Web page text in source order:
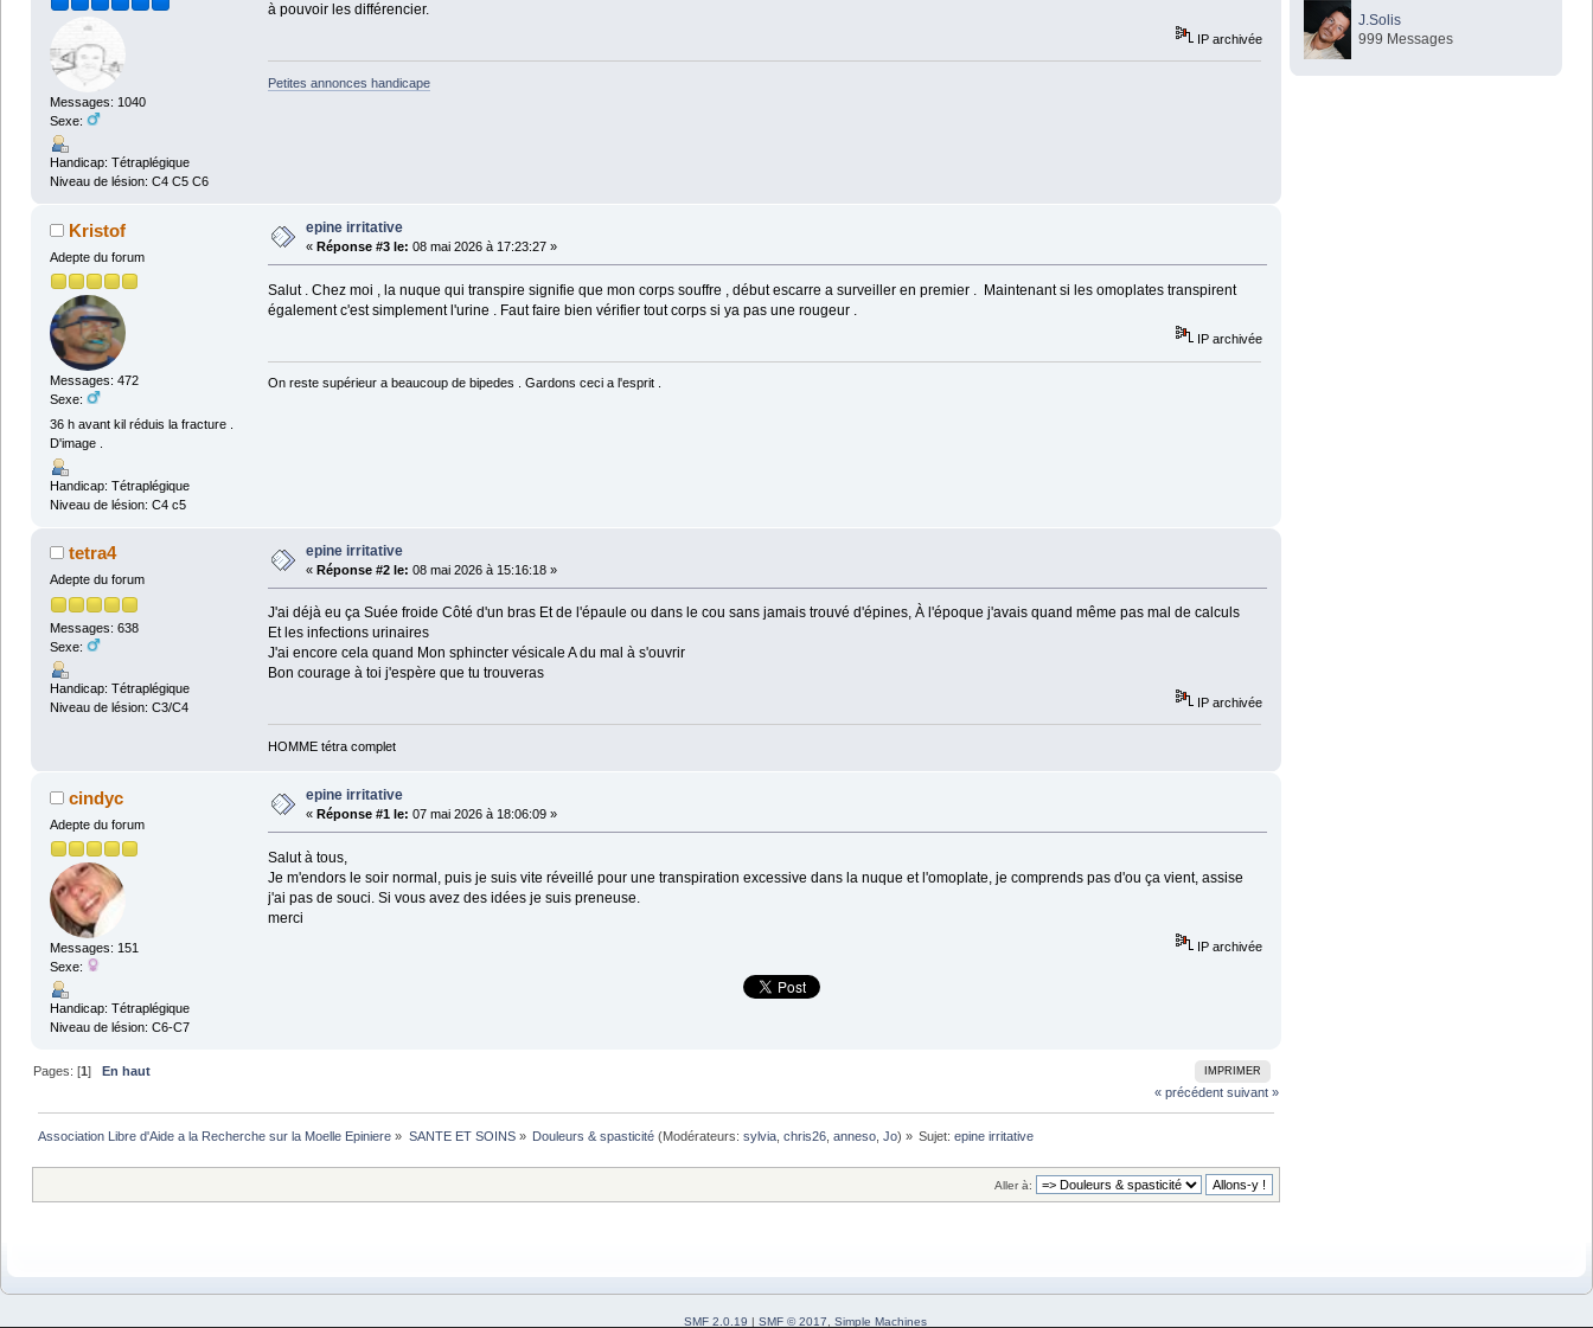
Messages: 1040
Sexe:
Handicap: Tétraplégique
Niveau de lésion: C4 C5 C6
à pouvoir les différencier.
IP archivée
Petites annonces handicape
Kristof
Adepte du forum
Messages: 472
Sexe:
36 h avant kil réduis la fracture .
D'image .
Handicap: Tétraplégique
Niveau de lésion: C4 c5
epine irritative
« Réponse #3 le: 08 mai 2026 à 17:23:27 »
Salut . Chez moi , la nuque qui transpire signifie que mon corps souffre , début escarre a surveiller en premier . Maintenant si les omoplates transpirent
également c'est simplement l'urine . Faut faire bien vérifier tout corps si ya pas une rougeur .
IP archivée
On reste supérieur a beaucoup de bipedes . Gardons ceci a l'esprit .
tetra4
Adepte du forum
Messages: 638
Sexe:
Handicap: Tétraplégique
Niveau de lésion: C3/C4
epine irritative
« Réponse #2 le: 08 mai 2026 à 15:16:18 »
J'ai déjà eu ça Suée froide Côté d'un bras Et de l'épaule ou dans le cou sans jamais trouvé d'épines, À l'époque j'avais quand même pas mal de calculs
Et les infections urinaires
J'ai encore cela quand Mon sphincter vésicale A du mal à s'ouvrir
Bon courage à toi j'espère que tu trouveras
IP archivée
HOMME tétra complet
cindyc
Adepte du forum
Messages: 151
Sexe:
Handicap: Tétraplégique
Niveau de lésion: C6-C7
epine irritative
« Réponse #1 le: 07 mai 2026 à 18:06:09 »
Salut à tous,
Je m'endors le soir normal, puis je suis vite réveillé pour une transpiration excessive dans la nuque et l'omoplate, je comprends pas d'ou ça vient, assise
j'ai pas de souci. Si vous avez des idées je suis preneuse.
merci
IP archivée
IMPRIMER
Pages: [1]
En haut
« précédent suivant »
Association Libre d'Aide a la Recherche sur la Moelle Epiniere » SANTE ET SOINS» Douleurs & spasticité(Modérateurs: sylvia, chris26, anneso, Jo) » Sujet:epine irritative
Aller à:
J.Solis
999 Messages
SMF 2.0.19 | SMF © 2017 Simple Machines